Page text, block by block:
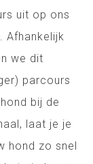
uit op ons
Afhankelijk
we dit
parcours
bij de
laat je je
hond zo snel